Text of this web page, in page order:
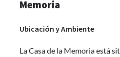
Memoria
Ubicación y Ambiente
La Casa de la Memoria está